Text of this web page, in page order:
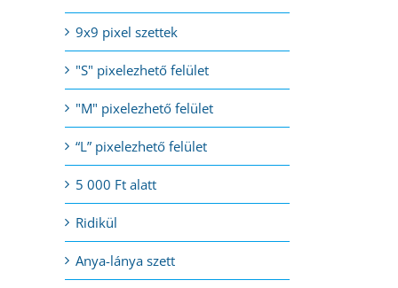
9x9 pixel szettek
"S" pixelezhető felület
"M" pixelezhető felület
“L” pixelezhető felület
5 000 Ft alatt
Ridikül
Anya-lánya szett